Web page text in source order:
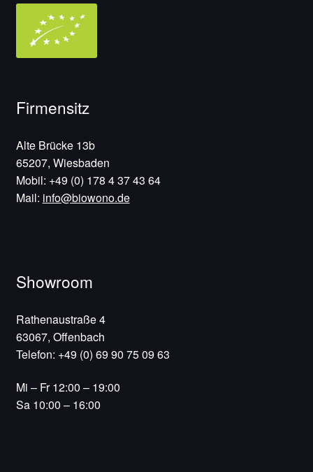
Firmensitz
Alte Brücke 13b
65207, Wiesbaden
Mobil: +49 (0) 178 4 37 43 64
Mail: info@biowono.de
Showroom
Rathenaustraße 4
63067, Offenbach
Telefon: +49 (0) 69 90 75 09 63
Mi – Fr 12:00 – 19:00
Sa 10:00 – 16:00